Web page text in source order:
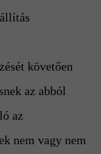
követően
az abból
az
nem vagy nem